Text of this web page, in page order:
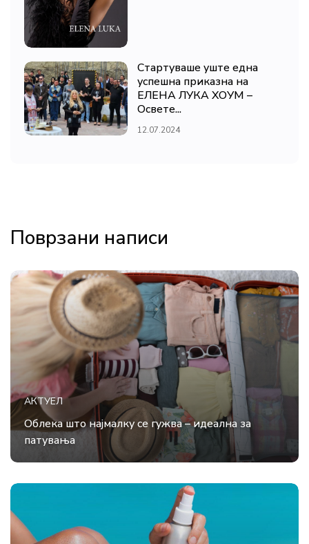
Стартуваше уште една
успешна приказна на
ЕЛЕНА ЛУКА ХОУМ –
Освете...
12.07.2024
Поврзани написи
АКТУЕЛ
Облека што најмалку се гужва – идеална за
патувања